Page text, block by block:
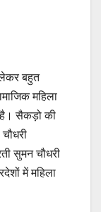
लेकर बहुत
महिला
है। सैकड़ो की
सुमन चौधरी
में महिला